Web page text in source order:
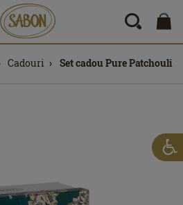
Cadouri Set cadou Pure Patchouli